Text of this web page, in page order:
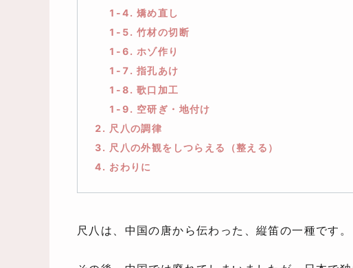
1-4. 矯め直し
1-5. 竹材の切断
1-6. ホゾ作り
1-7. 指孔あけ
1-8. 歌口加工
1-9. 空研ぎ・地付け
2. 尺八の調律
3. 尺八の外観をしつらえる（整える）
4. おわりに
尺八は、中国の唐から伝わった、縦笛の一種です。